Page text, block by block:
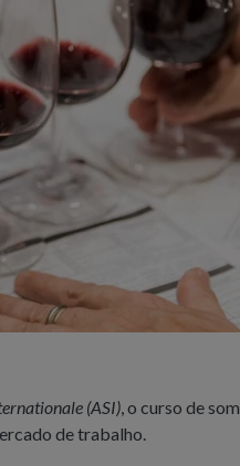
(ASI), o curso de
de trabalho.